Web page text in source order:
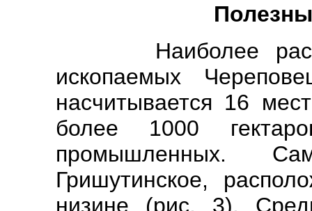
Наиболее
ископаемых
насчитывается 16
более 1000
промышленных.
Гришутинское,
низине (рис. 3).